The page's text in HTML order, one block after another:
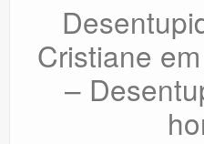
Cristiane
–